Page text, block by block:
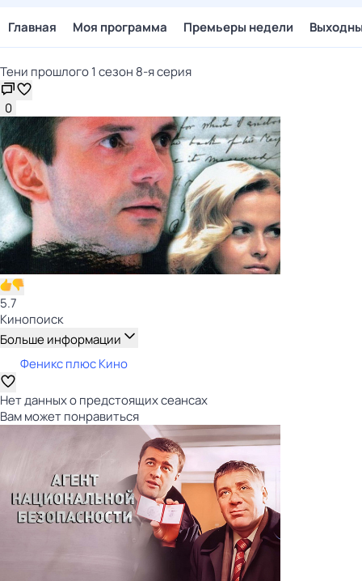
Главная Моя программа Премьеры недели
Тени прошлого 1 сезон 8-я серия
0
5.7
Кинопоиск
Больше информации
Феникс плюс Кино
Нет данных о предстоящих сеансах
Вам может понравиться